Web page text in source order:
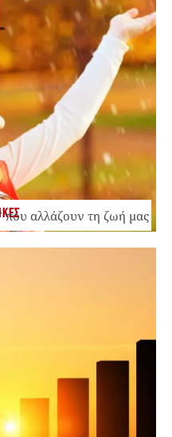
που αλλάζουν τη ζωή μας